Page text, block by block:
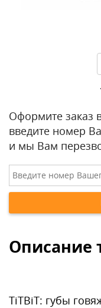
Оформите заказ
введите номер
и мы Вам
Описание
TiTBiT: губы